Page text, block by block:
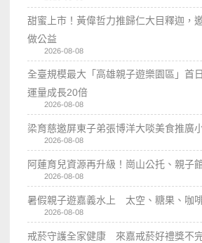
甜蜜上市！黃偉哲力推歸仁大目釋迦，
做公益
2026-08-08
全臺規模最大「高雄親子遊樂園區」首
運量成長20倍
2026-08-08
梁育慈邀屏東子弟張博洋大啖美食推廣
2026-08-08
阿蓮育兒資源再升級！崗山公托、親子
2026-08-08
暑假親子遊嘉義水上 太空、糖果、咖
2026-08-08
戒菸守護全家健康 來嘉戒菸好禮獎不